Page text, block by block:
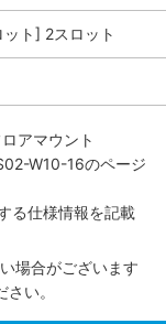
ト] 2スロット
アマウント
W10-16のページ
る仕様情報を記載
場合がございます
い。